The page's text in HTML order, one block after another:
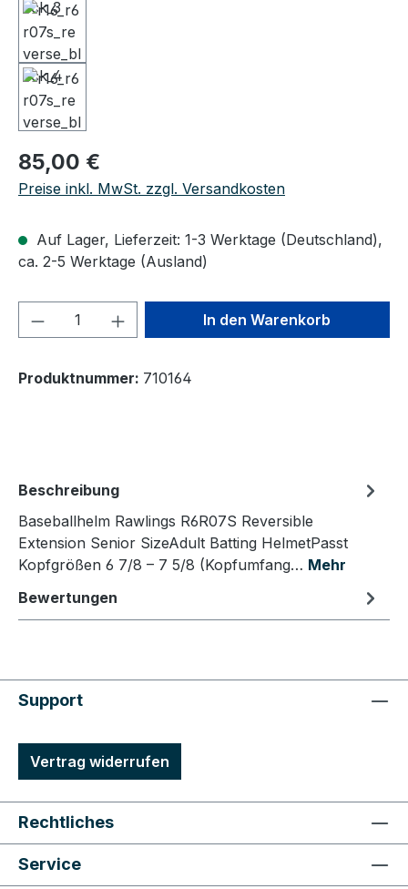
Regulärer Preis:
85,00 €
Preise inkl. MwSt. zzgl. Versandkosten
Auf Lager, Lieferzeit: 1-3 Werktage (Deutschland),
ca. 2-5 Werktage (Ausland)
Produkt Anzahl: Gib denIn den Warenkorb
Produktnummer: 710164
Beschreibung
Baseballhelm Rawlings R6R07S Reversible
Extension Senior SizeAdult Batting HelmetPasst
Kopfgrößen 6 7/8 – 7 5/8 (Kopfumfang… Mehr
Bewertungen
Support
Vertrag widerrufen
Rechtliches
Service